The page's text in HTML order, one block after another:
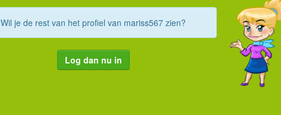
Wil je de rest van het profiel van mariss567 zien?
Log dan nu in